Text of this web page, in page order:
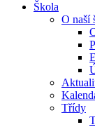
Škola
O naší
Třídy